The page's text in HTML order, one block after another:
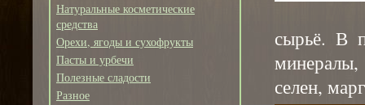
Натуральные косметические
средства
Орехи, ягоды и сухофрукты
Пасты и урбечи
Полезные сладости
Разное
сырьё. В
селен,